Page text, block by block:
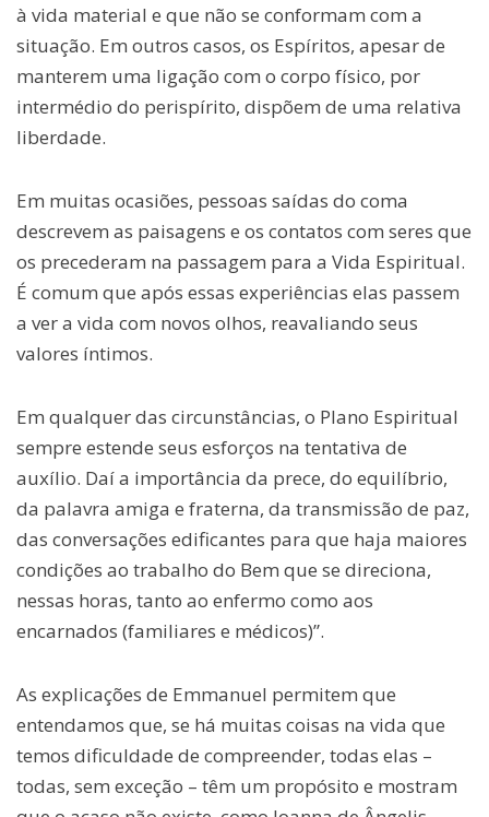
à vida material e que não se conformam com a
situação. Em outros casos, os Espíritos, apesar de
manterem uma ligação com o corpo físico, por
intermédio do perispírito, dispõem de uma relativa
liberdade.
Em muitas ocasiões, pessoas saídas do coma
descrevem as paisagens e os contatos com seres que
os precederam na passagem para a Vida Espiritual.
É comum que após essas experiências elas passem
a ver a vida com novos olhos, reavaliando seus
valores íntimos.
Em qualquer das circunstâncias, o Plano Espiritual
sempre estende seus esforços na tentativa de
auxílio. Daí a importância da prece, do equilíbrio,
da palavra amiga e fraterna, da transmissão de paz,
das conversações edificantes para que haja maiores
condições ao trabalho do Bem que se direciona,
nessas horas, tanto ao enfermo como aos
encarnados (familiares e médicos)”.
As explicações de Emmanuel permitem que
entendamos que, se há muitas coisas na vida que
temos dificuldade de compreender, todas elas –
todas, sem exceção – têm um propósito e mostram